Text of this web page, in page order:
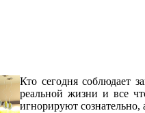
Кто сегодня соблюдает
реальной жизни и все
игнорируют